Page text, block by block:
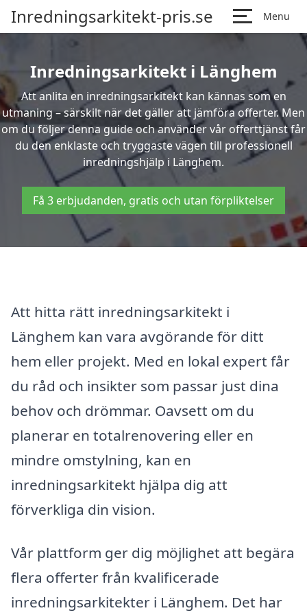
Inredningsarkitekt-pris.se Menu
Inredningsarkitekt i Länghem
Att anlita en inredningsarkitekt kan kännas som en
utmaning – särskilt när det gäller att jämföra offerter. Men
om du följer denna guide och använder vår offerttjänst får
du den enklaste och tryggaste vägen till professionell
inredningshjälp i Länghem.
Få 3 erbjudanden, gratis och utan förpliktelser
Att hitta rätt inredningsarkitekt i
Länghem kan vara avgörande för ditt
hem eller projekt. Med en lokal expert får
du råd och insikter som passar just dina
behov och drömmar. Oavsett om du
planerar en totalrenovering eller en
mindre omstylning, kan en
inredningsarkitekt hjälpa dig att
förverkliga din vision.
Vår plattform ger dig möjlighet att begära
flera offerter från kvalificerade
inredningsarkitekter i Länghem. Det har